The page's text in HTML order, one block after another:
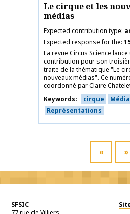
Le cirque et les
médias
Expected contribution type
Expected response for the
La revue Circus Science
contribution pour son
traite de la thématique "Le
nouveaux médias". Ce
coordonné par Claire
Keywords
cirque
Représentations
« »
SFSIC